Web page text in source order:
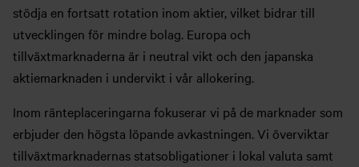
stödja en fortsatt rotation inom aktier, vilket bidrar till
utvecklingen för mindre bolag. Europa och
tillväxtmarknaderna är i neutral vikt och den japanska
aktiemarknaden i undervikt i vår allokering.
Inom ränteplaceringarna fokuserar vi på de marknader som
erbjuder den högsta löpande avkastningen. Vi överviktar
tillväxtmarknadernas statsobligationer i lokal valuta samt